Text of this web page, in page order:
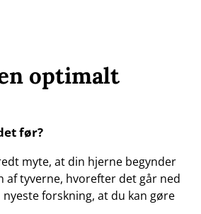
optimalt
før?
myte, at din hjerne begynder
af tyverne, hvorefter det går ned
nyeste forskning, at du kan gøre